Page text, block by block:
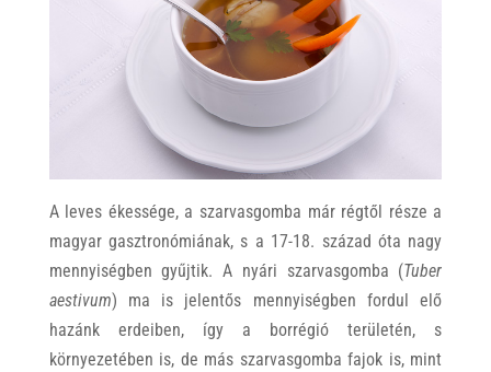
A leves ékessége, a szarvasgomba már régtől része a
magyar gasztronómiának, s a 17-18. század óta nagy
mennyiségben gyűjtik. A nyári szarvasgomba (Tuber
aestivum) ma is jelentős mennyiségben fordul elő
hazánk erdeiben, így a borrégió területén, s
környezetében is, de más szarvasgomba fajok is, mint